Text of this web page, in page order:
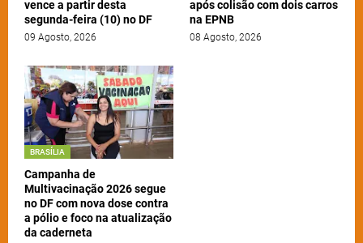
vence a partir desta
segunda-feira (10) no DF
09 Agosto, 2026
após colisão com dois carros
na EPNB
08 Agosto, 2026
BRASÍLIA
Campanha de
Multivacinação 2026 segue
no DF com nova dose contra
a pólio e foco na atualização
da caderneta